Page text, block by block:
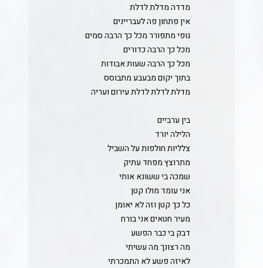
מדדה מדלת לדלת
אין פתחון פה לעבריינים
גופי מתפורר מכל כך הרבה סמים
מכל כך הרבה כדורים
מכל כך הרבה שעות אבודות
בתוך יקום מבעבע מתבוסס
מדלת לדלת לדלת עירום ועריה
בין ערביים
הלילה יורד
צלליות חולפות על השביל
מתרוצץ מפחד עתיק
שמכה בי ששונא אותי
אני עומד מולו קטן
כל כך קטן וזה לא יאומן
מעיר חטאים אני בורח
דבק בי כבר הפשע
מה רצונך מה עשיתי
לאיזה פשע לא התמכרתי